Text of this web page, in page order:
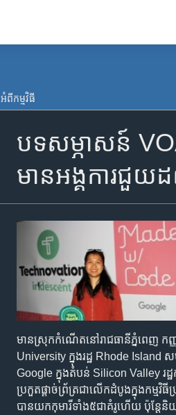
អំពី​កម្មវិធី​
បទ​សម្ភាសន៍
មាន​អង្គការ​ជួយ​ដ
មាន​ស្រុក​កំណើត​នៅ​រាជធានី​ភ្នំពេញ ក
University ក្នុង​រដ្ឋ Rhode Island ស
Google ក្នុង​តំបន់ Silicon Valley ​រដ្
ប្រកួត​​ផ្តាច់​ព្រ័ត្រ​ជា​លើក​ដំបូង​ក្នុង​​កម្
បាន​យក​កុមារី​ទាំង​៥​ជា​គំរូ​ហើយ​ ប៉ុន្តែ​​និយ